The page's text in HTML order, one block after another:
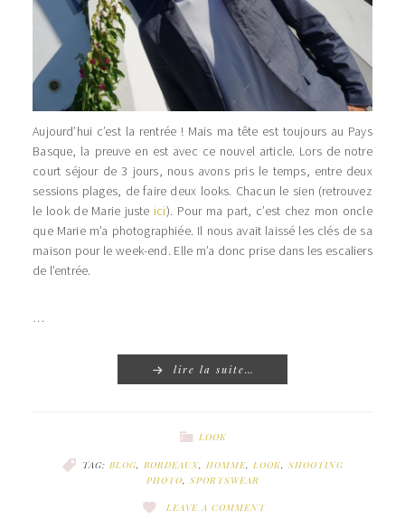
Aujourd’hui c’est la rentrée ! Mais ma tête est toujours au Pays
Basque, la preuve en est avec ce nouvel article. Lors de notre
court séjour de 3 jours, nous avons pris le temps, entre deux
sessions plages, de faire deux looks. Chacun le sien (retrouvez
le look de Marie justeici). Pour ma part, c’est chez mon oncle
que Marie m’a photographiée. Il nous avait laissé les clés de sa
maison pour le week-end. Elle m’a donc prise dans les escaliers
de l’entrée.
…
lire la suite…
LOOK
TAG: BLOG, BORDEAUX, HOMME, LOOK, SHOOTING
PHOTO, SPORTSWEAR
LEAVE A COMMENT